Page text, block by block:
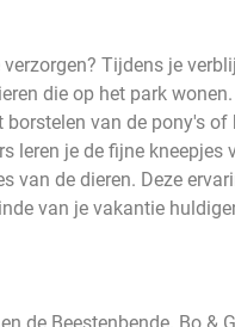
Tijdens je
die op het park
borstelen van de pony's
leren je de fijne kneepjes
van de dieren. Deze
van je vakantie